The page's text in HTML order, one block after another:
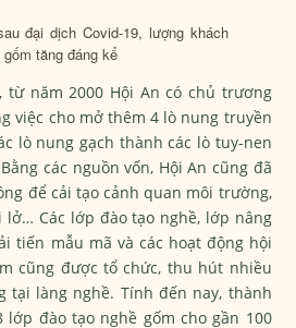
đại dịch Covid-19, lượng khách
tăng đáng kể
từ năm 2000 Hội An có chủ trương
việc cho mở thêm 4 lò nung truyền
lò nung gạch thành các lò tuy-nen
các nguồn vốn, Hội An cũng đã
để cải tạo cảnh quan môi trường,
lở… Các lớp đào tạo nghề, lớp nâng
tiến mẫu mã và các hoạt động hội
cũng được tổ chức, thu hút nhiều
tại làng nghề. Tính đến nay, thành
đào tạo nghề gốm cho gần 100